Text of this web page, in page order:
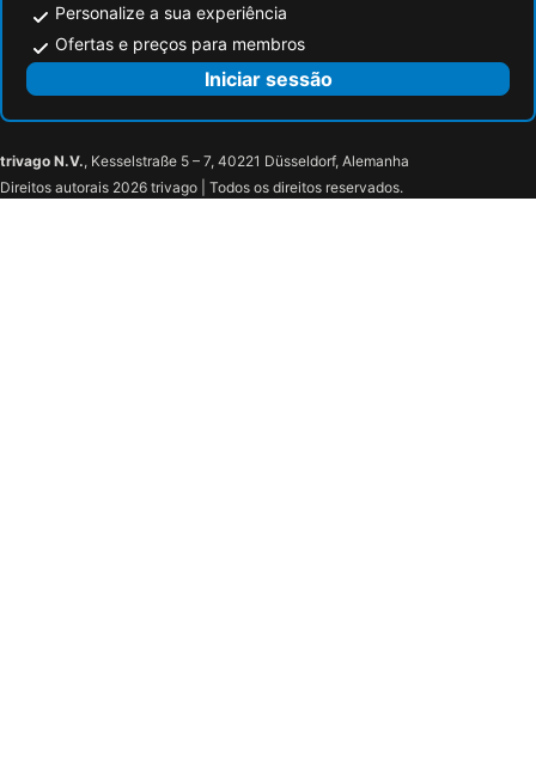
Personalize a sua experiência
Ofertas e preços para membros
Iniciar sessão
trivago N.V., Kesselstraße 5 – 7, 40221 Düsseldorf, Alemanha
Direitos autorais 2026 trivago | Todos os direitos reservados.